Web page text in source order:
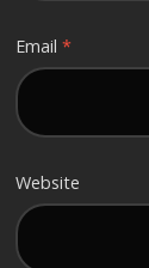
Email*
Website